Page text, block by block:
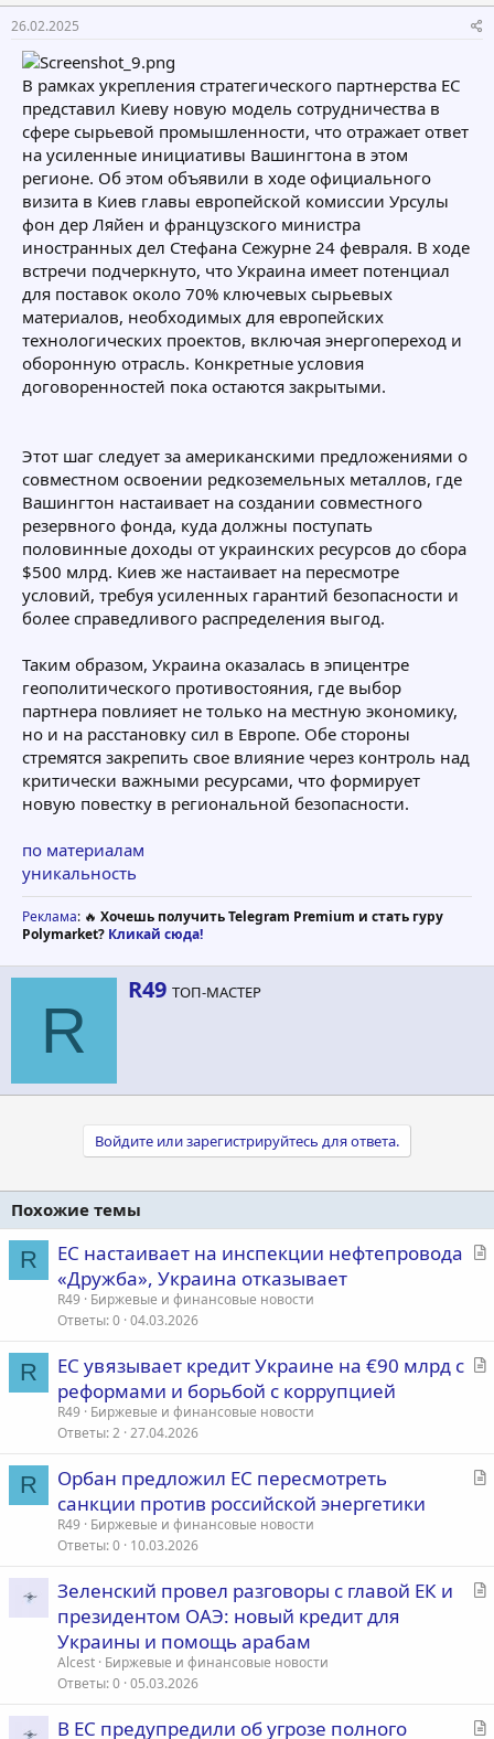
е
р
и
я
е
и
я
е
и
я
е
и
я
о
р
т
е
м
ы
т
а
26.02.2025
В рамках укрепления стратегического партнерства ЕС
представил Киеву новую модель сотрудничества в
сфере сырьевой промышленности, что отражает ответ
на усиленные инициативы Вашингтона в этом
регионе. Об этом объявили в ходе официального
визита в Киев главы европейской комиссии Урсулы
фон дер Ляйен и французского министра
иностранных дел Стефана Сежурне 24 февраля. В ходе
встречи подчеркнуто, что Украина имеет потенциал
для поставок около 70% ключевых сырьевых
материалов, необходимых для европейских
технологических проектов, включая энергопереход и
оборонную отрасль. Конкретные условия
договоренностей пока остаются закрытыми.
Этот шаг следует за американскими предложениями о
совместном освоении редкоземельных металлов, где
Вашингтон настаивает на создании совместного
резервного фонда, куда должны поступать
половинные доходы от украинских ресурсов до сбора
$500 млрд. Киев же настаивает на пересмотре
условий, требуя усиленных гарантий безопасности и
более справедливого распределения выгод.
Таким образом, Украина оказалась в эпицентре
геополитического противостояния, где выбор
партнера повлияет не только на местную экономику,
но и на расстановку сил в Европе. Обе стороны
стремятся закрепить свое влияние через контроль над
критически важными ресурсами, что формирует
новую повестку в региональной безопасности.
по материалам
уникальность
Реклама: 🔥 Хочешь получить Telegram Premium и стать гуру
Polymarket? Кликай сюда!
R
А
вR49 ТОП-МАСТЕР
Войдите или зарегистрируйтесь для ответа.
Похожие темы
R
С
я
ЕС настаивает на инспекции нефтепровода
«Дружба», Украина отказывает
R49
Биржевые и финансовые новости
Ответы 0 04.03.2026
R
С
я
ЕС увязывает кредит Украине на €90 млрд с
реформами и борьбой с коррупцией
R49
Биржевые и финансовые новости
Ответы 2 27.04.2026
R
С
я
Орбан предложил ЕС пересмотреть
санкции против российской энергетики
R49
Биржевые и финансовые новости
Ответы 0 10.03.2026
С
Зеленский провел разговоры с главой ЕК и
президентом ОАЭ: новый кредит для
Украины и помощь арабам
Alcest Биржевые и финансовые новости
Ответы 0 05.03.2026
С
В ЕС предупредили об угрозе полного